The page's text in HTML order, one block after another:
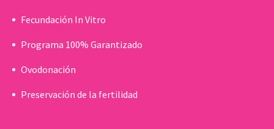
Fecundación In Vitro
Programa 100% Garantizado
Ovodonación
Preservación de la fertilidad